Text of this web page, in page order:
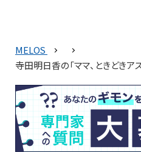
MELOS
寺田明日香の「ママ、ときどきア